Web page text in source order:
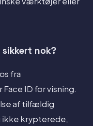
sikkert nok?
fra
ID for visning.
af tilfældig
ikke krypterede,